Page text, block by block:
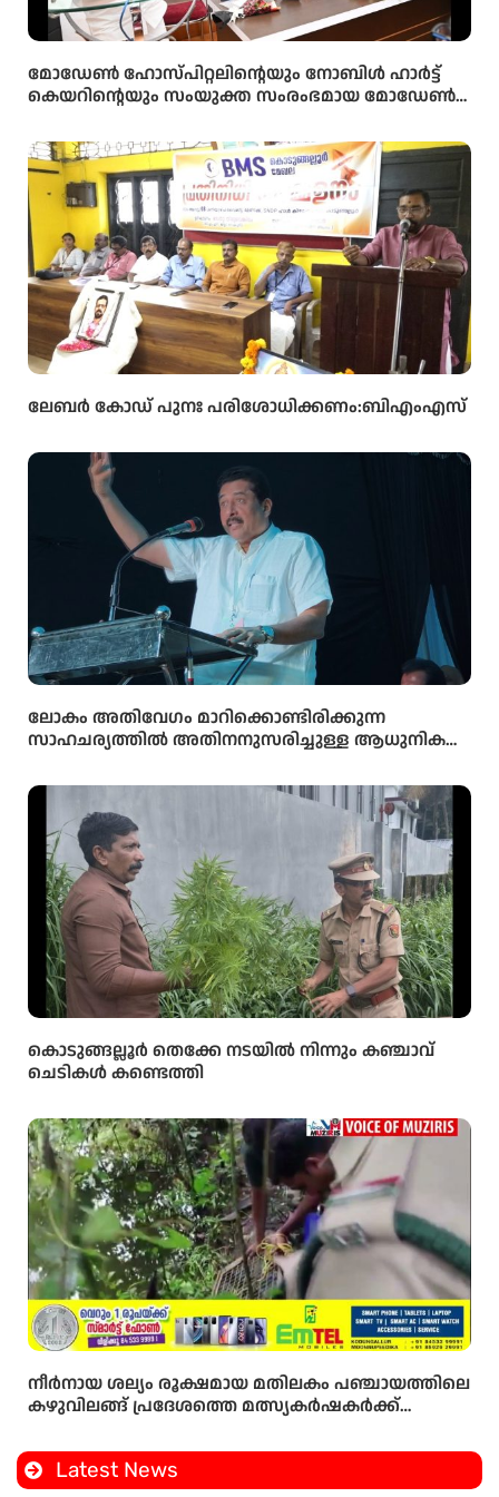
മോഡേൺ ഹോസ്‌പിറ്റലിന്റെയും നോബിൾ ഹാർട്ട്
കെയറിന്റെയും സംയുക്ത സംരംഭമായ മോഡേൺ
ഉദ്ഘാടനം മന്ത്രി ഒ ജെ ജനീഷ് നിർവ്വഹിച്ചു.
ലേബർ കോഡ് പുനഃ പരിശോധിക്കണം:ബിഎംഎസ്
ലോകം അതിവേഗം മാറിക്കൊണ്ടിരിക്കുന്ന
സാഹചര്യത്തിൽ അതിനനുസരിച്ചുള്ള ആധുനിക
വിദ്യാർഥികൾക്ക് ലഭ്യമാക്കുകയാണ് സർക്കാരിന്റെ
ലക്ഷ്യമെന്ന് സംസ്ഥാന വിദ്യാഭ്യാസ മന്ത്രി അഡ്വ.എൻ.
ഷംസുദ്ദീൻ
കൊടുങ്ങല്ലൂർ തെക്കേ നടയിൽ നിന്നും കഞ്ചാവ്
ചെടികൾ കണ്ടെത്തി
നീർനായ ശല്യം രൂക്ഷമായ മതിലകം പഞ്ചായത്തിലെ
കഴുവിലങ്ങ് പ്രദേശത്തെ മത്സ്യകർഷകർക്ക്
സ്ഥാപിച്ചു.
Latest News